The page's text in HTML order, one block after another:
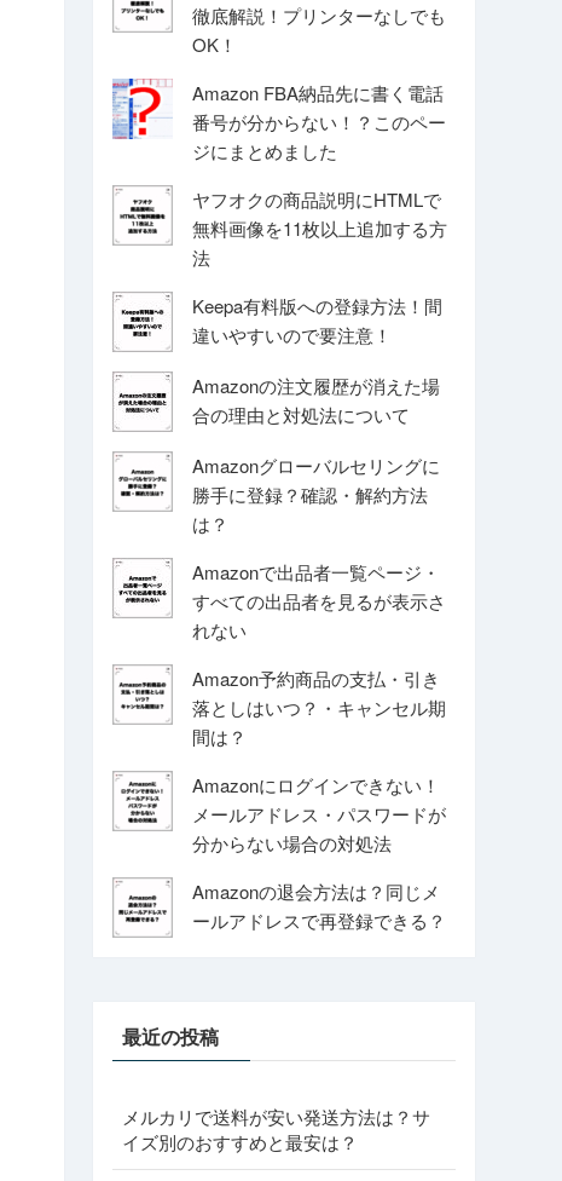
徹底解説！プリンターなしでも
OK！
Amazon FBA納品先に書く電話
番号が分からない！？このペー
ジにまとめました
ヤフオクの商品説明にHTMLで
無料画像を11枚以上追加する方
法
Keepa有料版への登録方法！間
違いやすいので要注意！
Amazonの注文履歴が消えた場
合の理由と対処法について
Amazonグローバルセリングに
勝手に登録？確認・解約方法
は？
Amazonで出品者一覧ページ・
すべての出品者を見るが表示さ
れない
Amazon予約商品の支払・引き
落としはいつ？・キャンセル期
間は？
Amazonにログインできない！
メールアドレス・パスワードが
分からない場合の対処法
Amazonの退会方法は？同じメ
ールアドレスで再登録できる？
最近の投稿
メルカリで送料が安い発送方法は？サ
イズ別のおすすめと最安は？